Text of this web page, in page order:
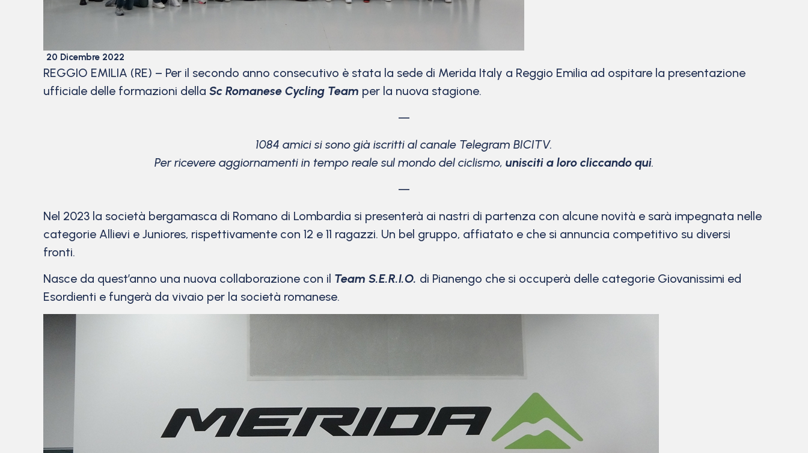
20 Dicembre 2022
REGGIO EMILIA (RE) – Per il secondo anno consecutivo è stata la sede di Merida Italy a Reggio Emilia ad ospitare la presentazione
ufficiale delle formazioni della Sc Romanese Cycling Team per la nuova stagione.
—
1084 amici si sono già iscritti al canale Telegram BICITV.
Per ricevere aggiornamenti in tempo reale sul mondo del ciclismo, unisciti a loro cliccando qui.
—
Nel 2023 la società bergamasca di Romano di Lombardia si presenterà ai nastri di partenza con alcune novità e sarà impegnata nelle
categorie Allievi e Juniores, rispettivamente con 12 e 11 ragazzi. Un bel gruppo, affiatato e che si annuncia competitivo su diversi
fronti.
Nasce da quest’anno una nuova collaborazione con il Team S.E.R.I.O. di Pianengo che si occuperà delle categorie Giovanissimi ed
Esordienti e fungerà da vivaio per la società romanese.